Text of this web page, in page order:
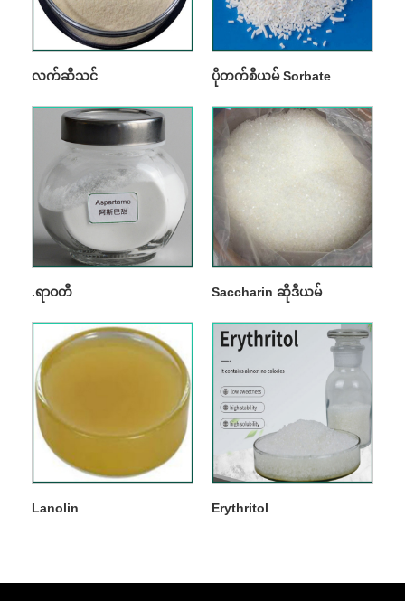
လက်ဆီသင် ပိုတက်စီယမ် Sorbate
.ရာဝတီ Saccharin ဆိုဒီယမ်
Lanolin Erythritol